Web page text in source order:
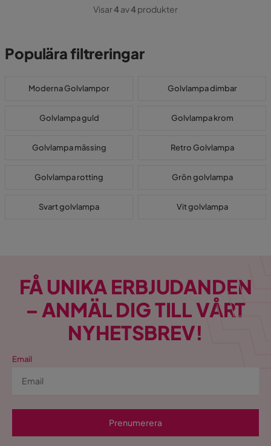
Visar4av4produkter
Populära filtreringar
Moderna Golvlampor Golvlampa dimbar
Golvlampa guld Golvlampa krom
Golvlampa mässing Retro Golvlampa
Golvlampa rotting Grön golvlampa
Svart golvlampa Vit golvlampa
FÅ UNIKA ERBJUDANDEN
– ANMÄL DIG TILL VÅRT
NYHETSBREV!
Email
Prenumerera